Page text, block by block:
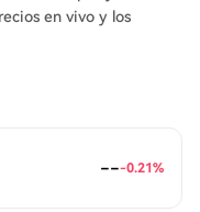
en vivo y los
---0.21%